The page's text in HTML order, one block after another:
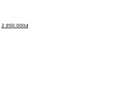
2.850.000đ